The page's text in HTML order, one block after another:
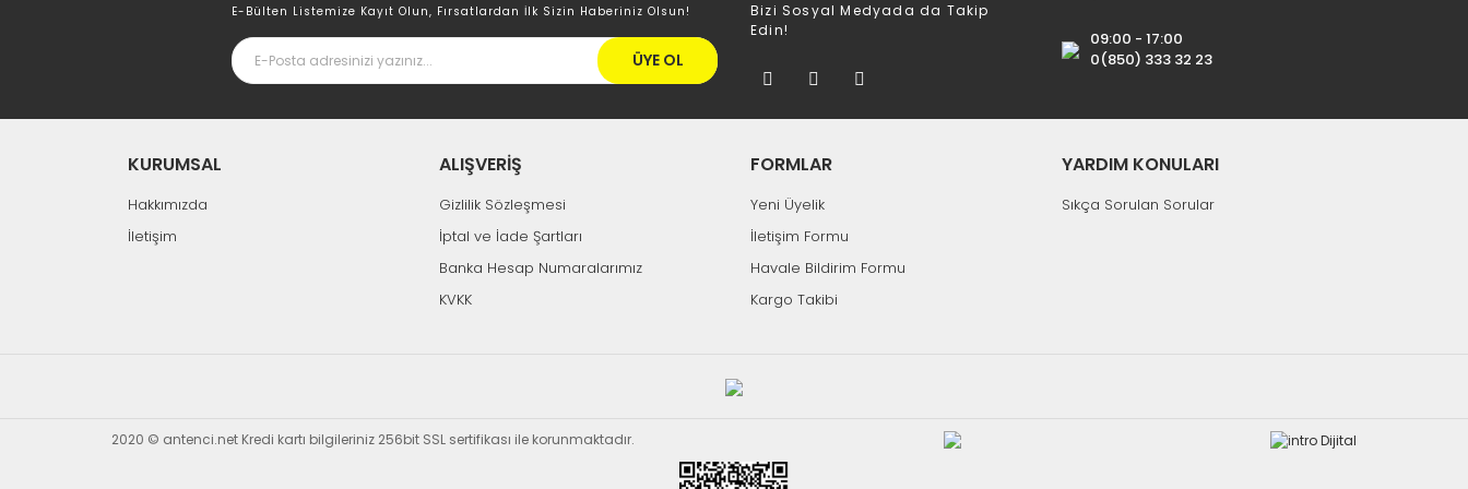
E-Bülten Listemize Kayıt Olun, Fırsatlardan İlk Sizin Haberiniz Olsun!
ÜYE OL
Bizi Sosyal Medyada da Takip
Edin!
09:00 - 17:00
0(850) 333 32 23
KURUMSAL
Hakkımızda
İletişim
ALIŞVERİŞ
Gizlilik Sözleşmesi
İptal ve İade Şartları
Banka Hesap Numaralarımız
KVKK
FORMLAR
Yeni Üyelik
İletişim Formu
Havale Bildirim Formu
Kargo Takibi
YARDIM KONULARI
Sıkça Sorulan Sorular
2020 © antenci.net Kredi kartı bilgileriniz 256bit SSL sertifikası ile korunmaktadır.